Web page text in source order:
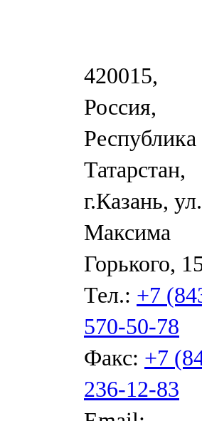
420015,
Россия,
Республика
Татарстан,
г.Казань, ул.
Максима
Горького,
Тел.: +7
570-50-78
Факс: +7
236-12-83